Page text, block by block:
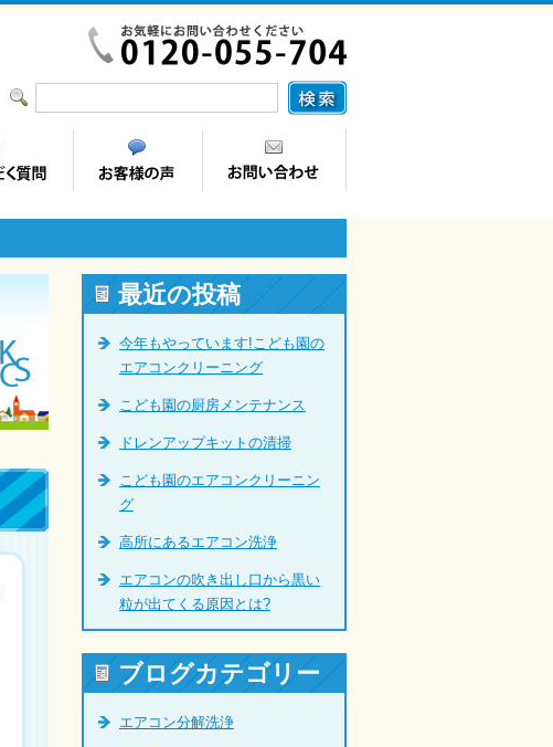
最近の投稿
今年もやっています!こども園の
エアコンクリーニング
こども園の厨房メンテナンス
ドレンアップキットの清掃
こども園のエアコンクリーニン
グ
高所にあるエアコン洗浄
エアコンの吹き出し口から黒い
粒が出てくる原因とは?
ブログカテゴリー
エアコン分解洗浄